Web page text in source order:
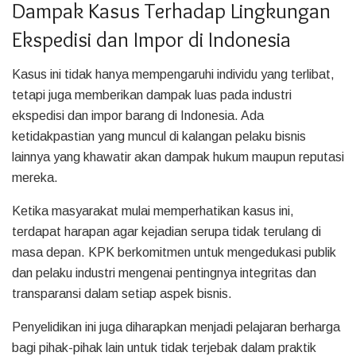
Dampak Kasus Terhadap Lingkungan
Ekspedisi dan Impor di Indonesia
Kasus ini tidak hanya mempengaruhi individu yang terlibat,
tetapi juga memberikan dampak luas pada industri
ekspedisi dan impor barang di Indonesia. Ada
ketidakpastian yang muncul di kalangan pelaku bisnis
lainnya yang khawatir akan dampak hukum maupun reputasi
mereka.
Ketika masyarakat mulai memperhatikan kasus ini,
terdapat harapan agar kejadian serupa tidak terulang di
masa depan. KPK berkomitmen untuk mengedukasi publik
dan pelaku industri mengenai pentingnya integritas dan
transparansi dalam setiap aspek bisnis.
Penyelidikan ini juga diharapkan menjadi pelajaran berharga
bagi pihak-pihak lain untuk tidak terjebak dalam praktik